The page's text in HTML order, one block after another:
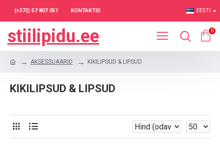
(+372) 57 807 057 KONTAKTID EESTI
stiilipidu.ee 0
AKSESSUAARID KIKILIPSUD & LIPSUD
KIKILIPSUD & LIPSUD